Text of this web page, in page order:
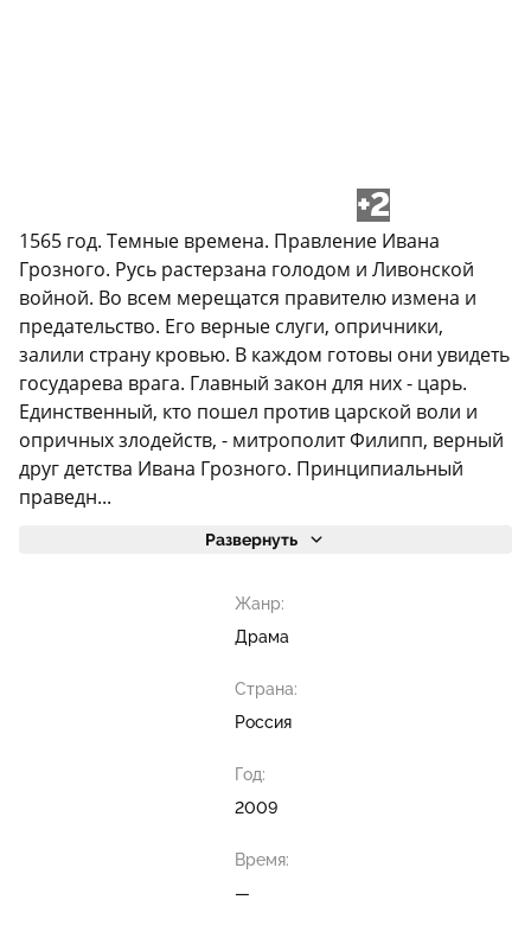
+2
1565 год. Темные времена. Правление Ивана
Грозного. Русь растерзана голодом и Ливонской
войной. Во всем мерещатся правителю измена и
предательство. Его верные слуги, опричники,
залили страну кровью. В каждом готовы они увидеть
государева врага. Главный закон для них - царь.
Единственный, кто пошел против царской воли и
опричных злодейств, - митрополит Филипп, верный
друг детства Ивана Грозного. Принципиальный
праведн...
Развернуть
Жанр:
Драма
Страна:
Россия
Год:
2009
Время:
—